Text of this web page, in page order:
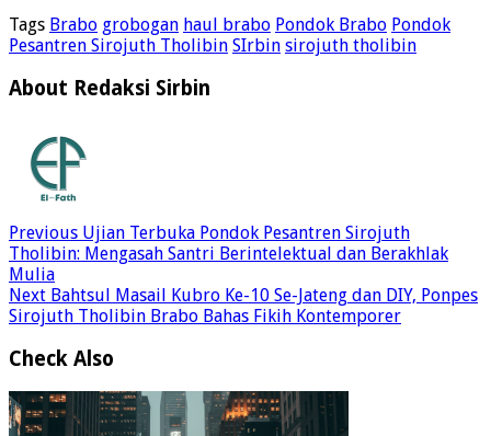
Tags Brabo grobogan haul brabo Pondok Brabo Pondok
Pesantren Sirojuth Tholibin SIrbin sirojuth tholibin
About Redaksi Sirbin
Previous Ujian Terbuka Pondok Pesantren Sirojuth
Tholibin: Mengasah Santri Berintelektual dan Berakhlak
Mulia
Next Bahtsul Masail Kubro Ke-10 Se-Jateng dan DIY, Ponpes
Sirojuth Tholibin Brabo Bahas Fikih Kontemporer
Check Also